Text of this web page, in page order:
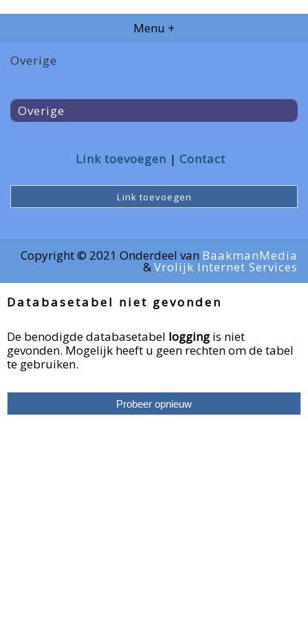
Menu +
Overige
Overige
Link toevoegen Contact
Link toevoegen
Copyright © 2021 Onderdeel van BaakmanMedia
&Vrolijk Internet Services
Databasetabel niet gevonden
De benodigde databasetabel logging is niet
gevonden. Mogelijk heeft u geen rechten om de tabel
te gebruiken.